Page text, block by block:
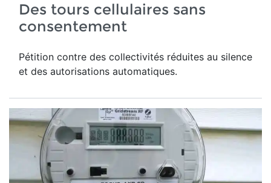
Des tours cellulaires sans
consentement
Pétition contre des collectivités réduites au silence
et des autorisations automatiques.